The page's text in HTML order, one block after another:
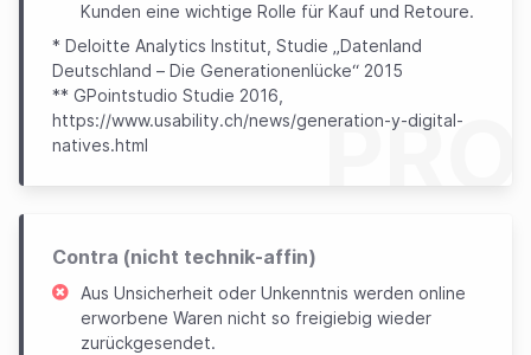
PRO
Kunden eine wichtige Rolle für Kauf und Retoure.
* Deloitte Analytics Institut, Studie „Datenland
Deutschland – Die Generationenlücke“ 2015
** GPointstudio Studie 2016,
https://www.usability.ch/news/generation-y-digital-
natives.html
Contra (nicht technik-affin)
Aus Unsicherheit oder Unkenntnis werden online
erworbene Waren nicht so freigiebig wieder
zurückgesendet.